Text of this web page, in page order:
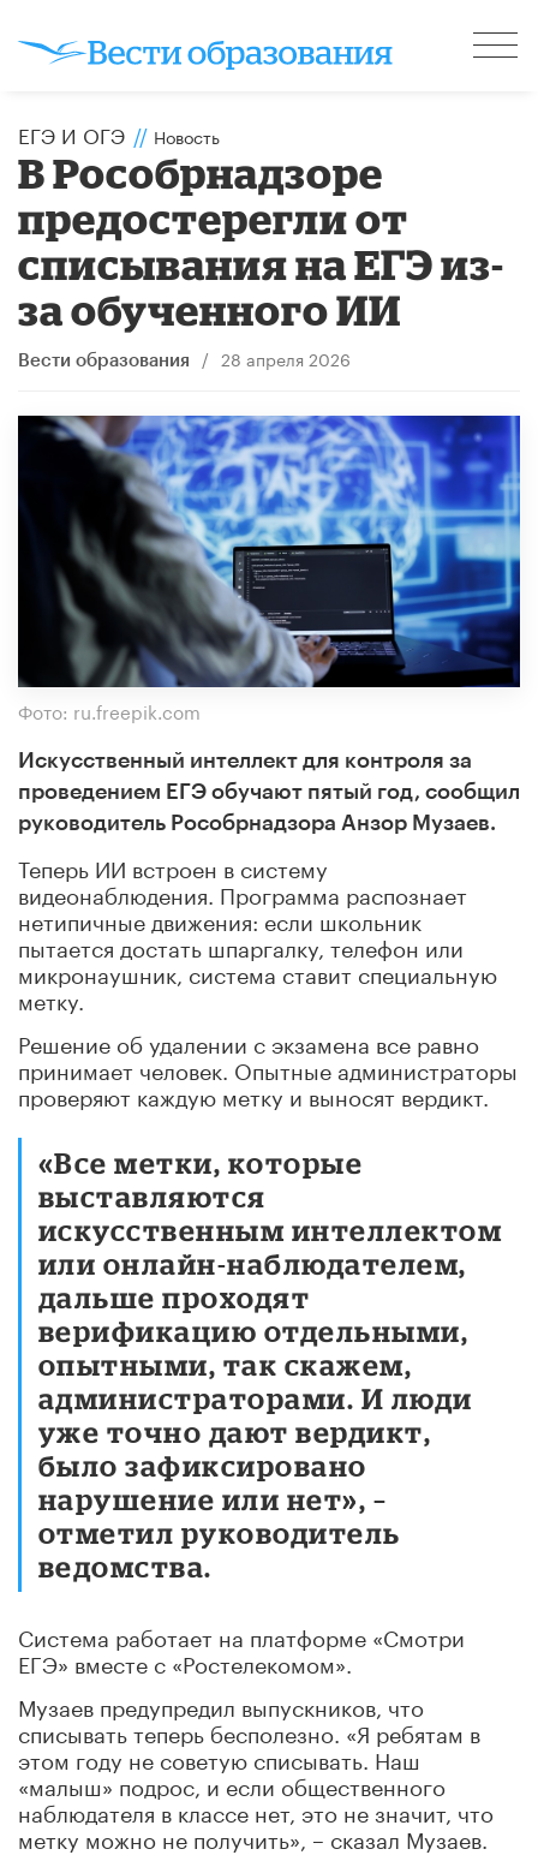
ЕГЭ И ОГЭ // Новость
В Рособрнадзоре
предостерегли от
списывания на ЕГЭ из-
за обученного ИИ
Вести образования / 28 апреля 2026
Фото: ru.freepik.com
Искусственный интеллект для контроля за
проведением ЕГЭ обучают пятый год, сообщил
руководитель Рособрнадзора Анзор Музаев.
Теперь ИИ встроен в систему
видеонаблюдения. Программа распознает
нетипичные движения: если школьник
пытается достать шпаргалку, телефон или
микронаушник, система ставит специальную
метку.
Решение об удалении с экзамена все равно
принимает человек. Опытные администраторы
проверяют каждую метку и выносят вердикт.
«Все метки, которые
выставляются
искусственным интеллектом
или онлайн-наблюдателем,
дальше проходят
верификацию отдельными,
опытными, так скажем,
администраторами. И люди
уже точно дают вердикт,
было зафиксировано
нарушение или нет», –
отметил руководитель
ведомства.
Система работает на платформе «Смотри
ЕГЭ» вместе с «Ростелекомом».
Музаев предупредил выпускников, что
списывать теперь бесполезно. «Я ребятам в
этом году не советую списывать. Наш
«малыш» подрос, и если общественного
наблюдателя в классе нет, это не значит, что
метку можно не получить», – сказал Музаев.